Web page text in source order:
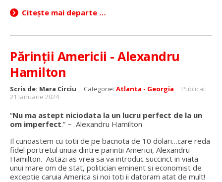
Citește mai departe …
Părinții Americii - Alexandru
Hamilton
Scris de: Mara Circiu Categorie: Atlanta - Georgia
Publicat:
21 Ianuarie 2024
“Nu ma astept niciodata la un lucru perfect de la un
om imperfect.” ~ Alexandru Hamilton
Il cunoastem cu totii de pe bacnota de 10 dolari…care reda
fidel portretul unuia dintre parintii Americii, Alexandru
Hamilton. Astazi as vrea sa va introduc succinct in viata
unui mare om de stat, politician eminent si economist de
exceptie caruia America si noi toti ii datoram atat de mult!